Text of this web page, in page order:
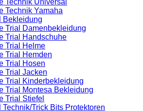
Technik Universal
Technik Yamaha
Bekleidung
Trial Damenbekleidung
Trial Handschuhe
Trial Helme
Trial Hemden
Trial Hosen
Trial Jacken
Trial Kinderbekleidung
Trial Montesa Bekleidung
Trial Stiefel
Technik/Trick Bits Protektoren